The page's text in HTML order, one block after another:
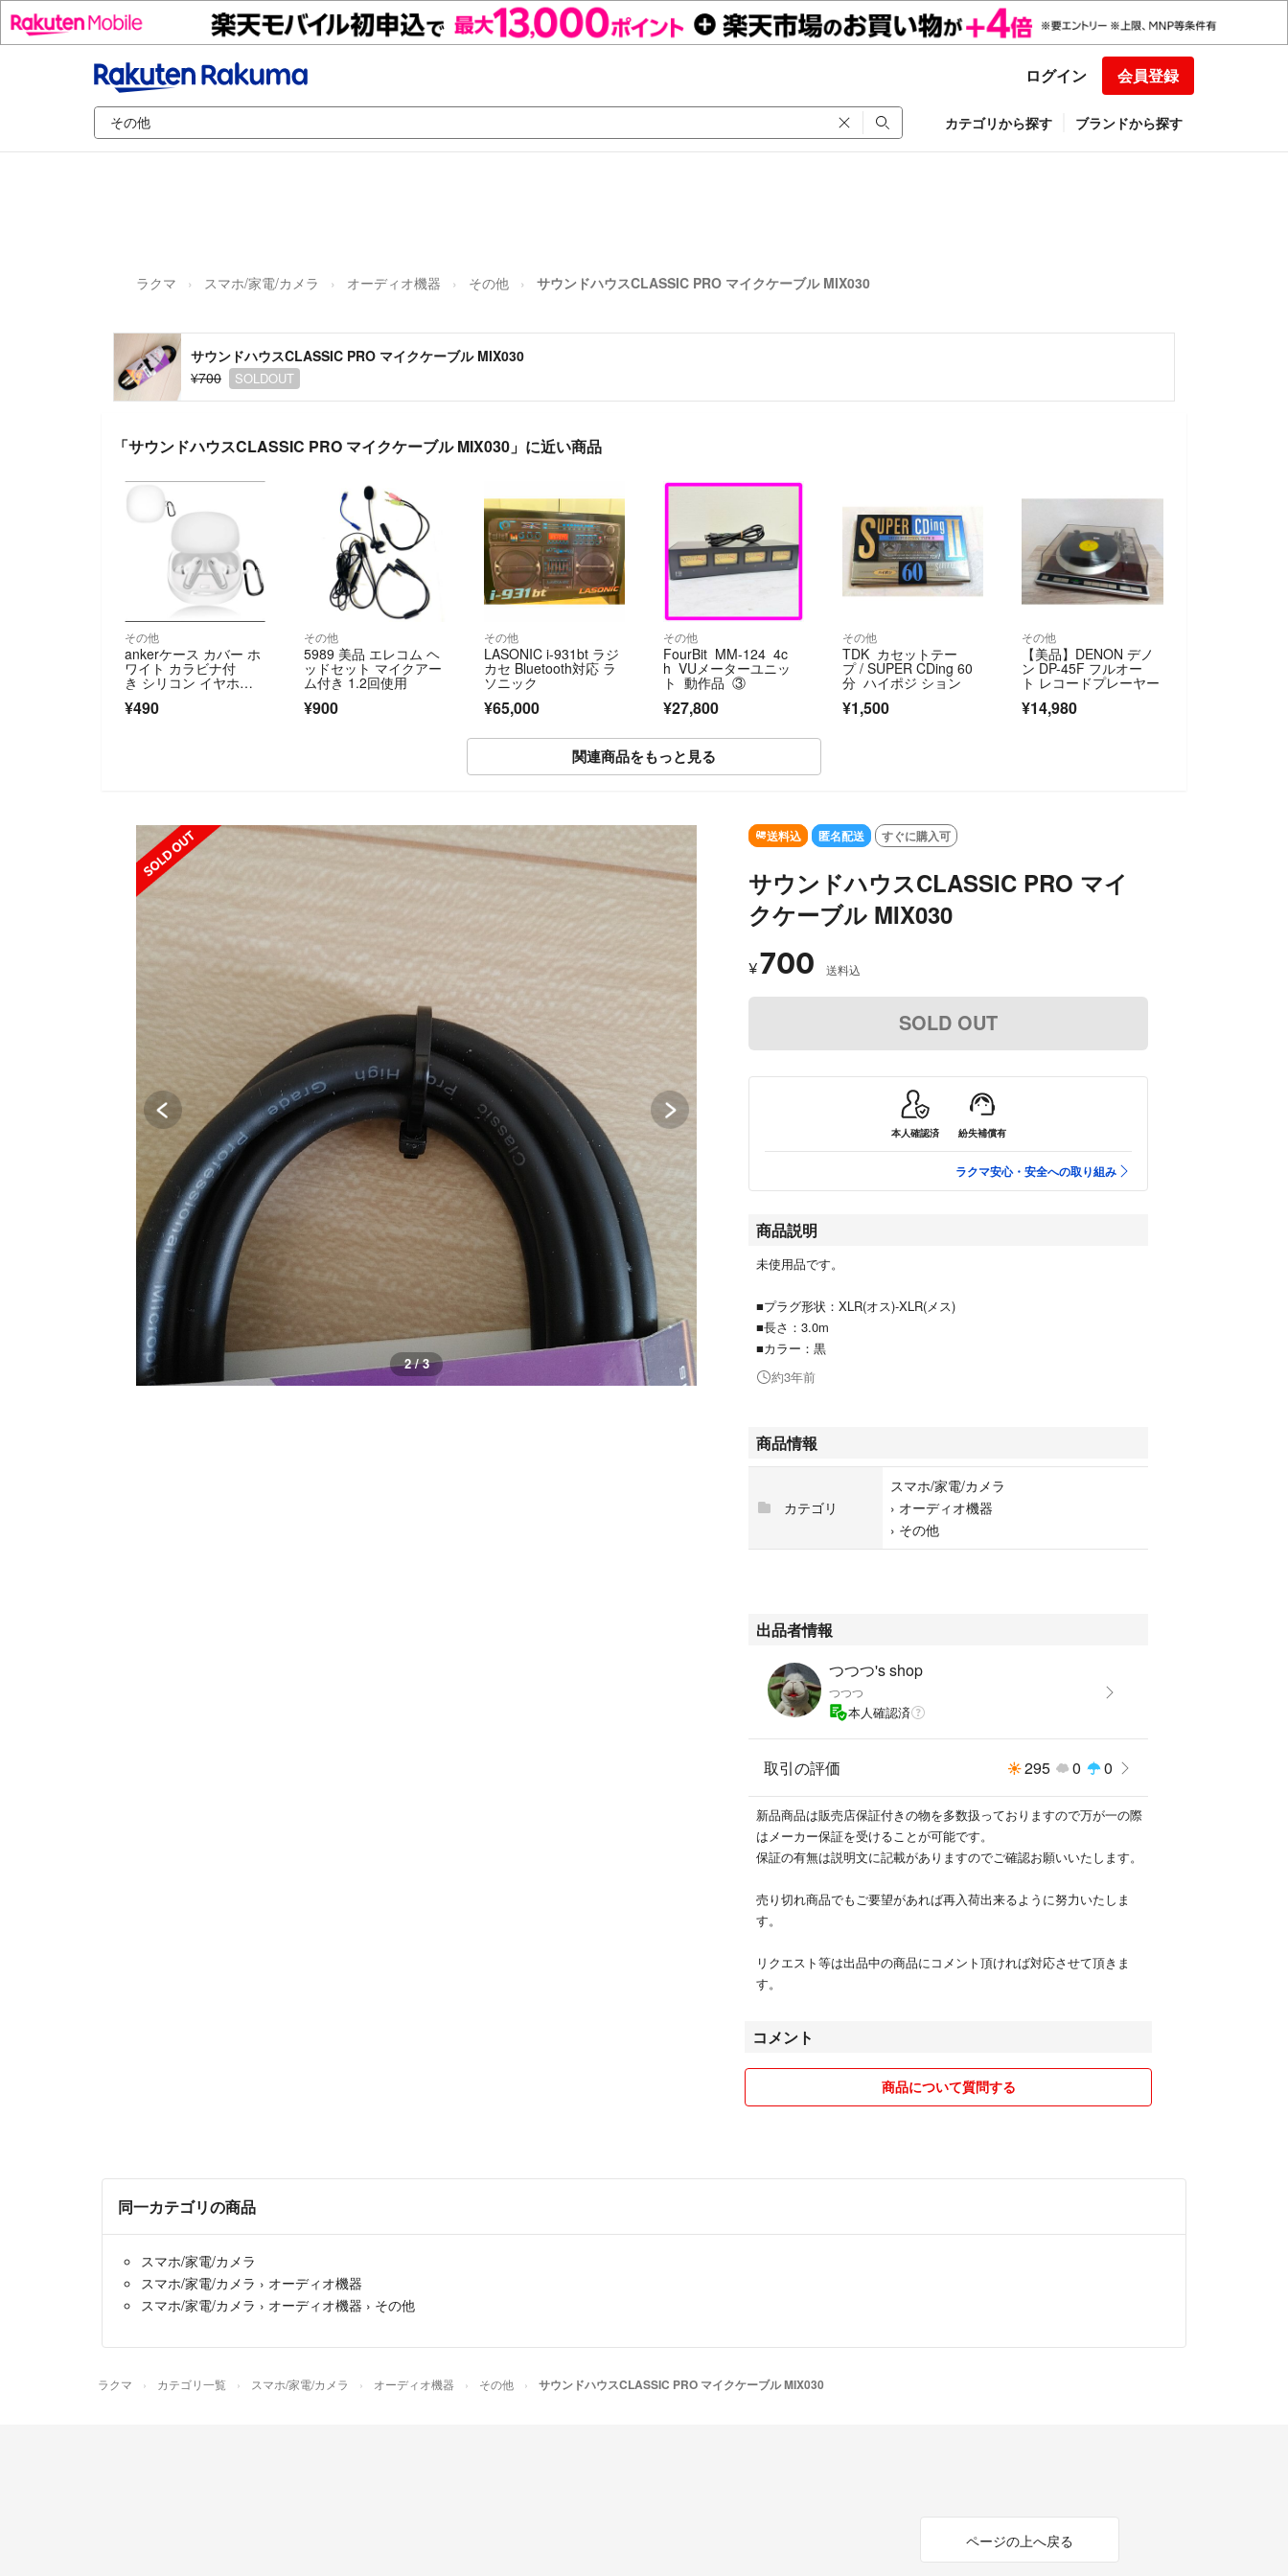
ログイン 会員登録
カテゴリから探す ブランドから探す
ラクマ スマホ/家電/カメラ オーディオ機器 その他 サウンドハウスCLASSIC PRO マイクケーブル MIX030
サウンドハウスCLASSIC PRO マイクケーブル MIX030
¥700
SOLDOUT
「サウンドハウスCLASSIC PRO マイクケーブル MIX030」に近い商品
その他
ankerケース カバー ホ
ワイト カラビナ付
き シリコン イヤホ
ン アンカー
¥490
その他
5989 美品 エレコム ヘ
ッドセット マイクアー
ム付き 1.2回使用
¥900
その他
LASONIC i-931bt ラジ
カセ Bluetooth対応 ラ
ソニック
¥65,000
その他
FourBit MM-124 4c
h VUメーターユニッ
ト 動作品 ③
¥27,800
その他
TDK カセットテー
プ / SUPER CDing 60
分 ハイポジ ション
¥1,500
その他
【美品】DENON デノ
ン DP-45F フルオー
ト レコードプレーヤー
¥14,980
関連商品をもっと見る
SOLD OUT SOLD OUT
2 / 3
送料込 匿名配送 すぐに購入可
サウンドハウスCLASSIC PRO マイ
クケーブル MIX030
¥700 送料込
SOLD OUT
本人確認済 紛失補償有
ラクマ安心・安全への取り組み
商品説明
未使用品です。
■プラグ形状：XLR(オス)-XLR(メス)
■長さ：3.0m
■カラー：黒
約3年前
商品情報
カテゴリ
スマホ/家電/カメラ
› オーディオ機器
› その他
出品者情報
つつつ's shop
つつつ
本人確認済
取引の評価 295 0 0
新品商品は販売店保証付きの物を多数扱っておりますので万が一の際
はメーカー保証を受けることが可能です。
保証の有無は説明文に記載がありますのでご確認お願いいたします。
売り切れ商品でもご要望があれば再入荷出来るように努力いたしま
す。
リクエスト等は出品中の商品にコメント頂ければ対応させて頂きま
す。
コメント
商品について質問する
同一カテゴリの商品
スマホ/家電/カメラ
スマホ/家電/カメラ › オーディオ機器
スマホ/家電/カメラ › オーディオ機器 › その他
ラクマ カテゴリ一覧 スマホ/家電/カメラ オーディオ機器 その他 サウンドハウスCLASSIC PRO マイクケーブル MIX030
ページの上へ戻る